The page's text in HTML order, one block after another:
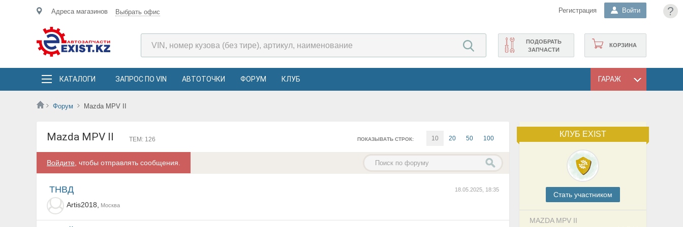
?
Адреса магазинов Выбрать офис Регистрация Войти
КОРЗИНА
ПОДОБРАТЬ
ЗАПЧАСТИ
КАТАЛОГИ ЗАПРОС ПО VIN АВТОТОЧКИ ФОРУМ КЛУБ ГАРАЖ
Форум Mazda MPV II
КЛУБ EXIST
Cтать участником
MAZDA MPV II
Mazda MPV II ПОКАЗЫВАТЬ СТРОК: 10 20 50 100
ТЕМ: 126
Войдите , чтобы отправлять сообщения.
18.05.2025, 18:35
ТНВД
Artis2018, Москва